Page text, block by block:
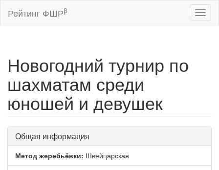
Рейтинг ФШРβ
Новогодний турнир по
шахматам среди
юношей и девушек
Общая информация
Метод жеребьёвки: Швейцарская